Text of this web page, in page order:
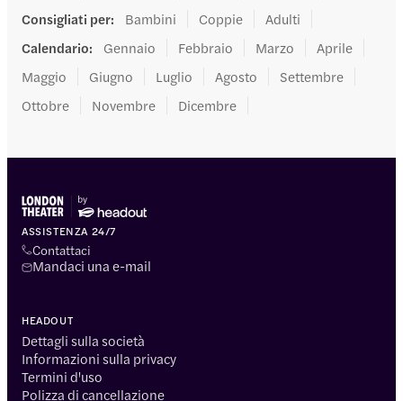
Consigliati per: Bambini Coppie
Adulti
Calendario: Gennaio Febbraio Marzo
Aprile
Maggio
Giugno Luglio Agosto
Settembre
Ottobre
Novembre Dicembre
ASSISTENZA 24/7
Contattaci
Mandaci una e-mail
HEADOUT
Dettagli sulla società
Informazioni sulla privacy
Termini d'uso
Polizza di cancellazione